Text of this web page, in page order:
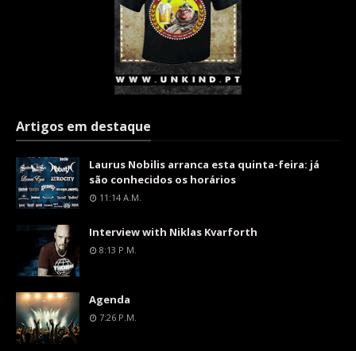
Artigos em destaque
Laurus Nobilis arranca esta quinta-feira: já
são conhecidos os horários
11:14 A.m.
Interview with Niklas Kvarforth
8:13 P.m.
Agenda
7:26 P.m.